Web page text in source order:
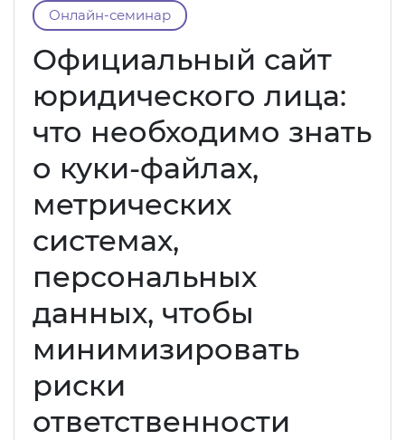
Онлайн-семинар
Официальный сайт
юридического лица:
что необходимо знать
о куки-файлах,
метрических
системах,
персональных
данных, чтобы
минимизировать
риски
ответственности